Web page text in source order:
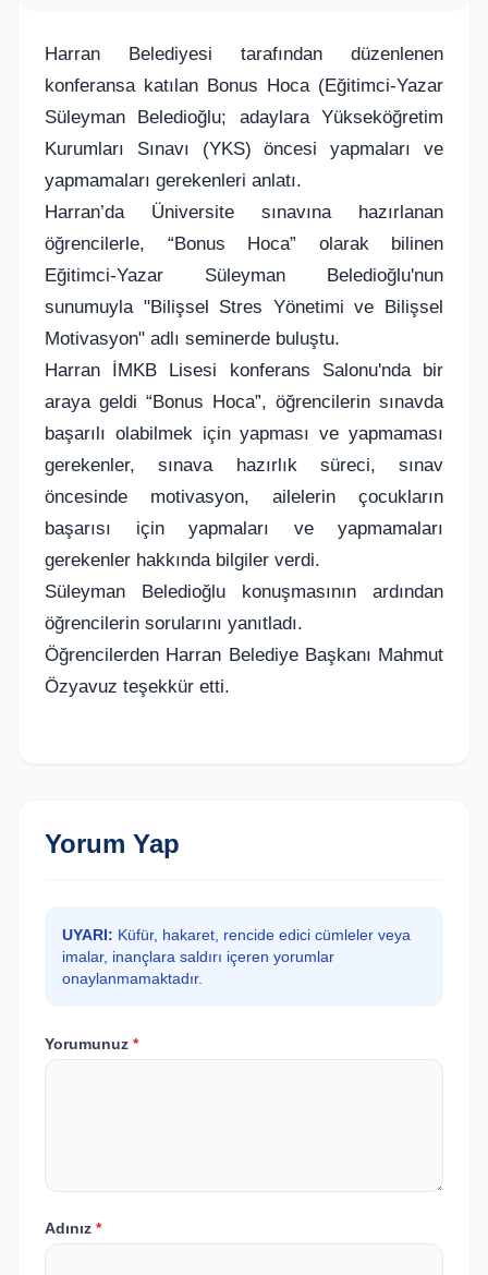
Harran Belediyesi tarafından düzenlenen
konferansa katılan Bonus Hoca (Eğitimci-Yazar
Süleyman Beledioğlu; adaylara Yükseköğretim
Kurumları Sınavı (YKS) öncesi yapmaları ve
yapmamaları gerekenleri anlatı.
Harran’da Üniversite sınavına hazırlanan
öğrencilerle, “Bonus Hoca” olarak bilinen
Eğitimci-Yazar Süleyman Beledioğlu'nun
sunumuyla "Bilişsel Stres Yönetimi ve Bilişsel
Motivasyon" adlı seminerde buluştu.
Harran İMKB Lisesi konferans Salonu'nda bir
araya geldi “Bonus Hoca”, öğrencilerin sınavda
başarılı olabilmek için yapması ve yapmaması
gerekenler, sınava hazırlık süreci, sınav
öncesinde motivasyon, ailelerin çocukların
başarısı için yapmaları ve yapmamaları
gerekenler hakkında bilgiler verdi.
Süleyman Beledioğlu konuşmasının ardından
öğrencilerin sorularını yanıtladı.
Öğrencilerden Harran Belediye Başkanı Mahmut
Özyavuz teşekkür etti.
Yorum Yap
UYARI: Küfür, hakaret, rencide edici cümleler veya
imalar, inançlara saldırı içeren yorumlar
onaylanmamaktadır.
Yorumunuz *
Adınız *